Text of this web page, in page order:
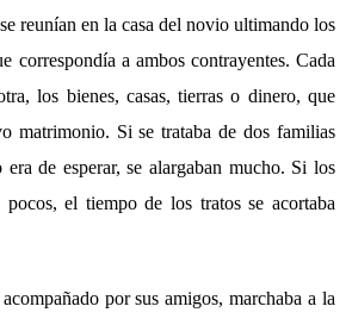
reunían en la casa del novio ultimando los
correspondía a ambos contrayentes. Cada
los bienes, casas, tierras o dinero, que
matrimonio. Si se trataba de dos familias
de esperar, se alargaban mucho. Si los
el tiempo de los tratos se acortaba
por sus amigos, marchaba a la